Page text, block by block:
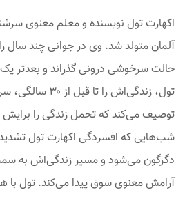
آلمان متولد شد. وی در جوانی چند سال
حالت سرخوشی درونی گذراند و بعدتر
تول، زندگی‌اش را
توصیف می‌کند که تحمل زندگی را
شب‌هایی که افسردگی‌ اکهارت تول
دگرگون می‌شود و مسیر زندگی‌اش به
آرامش معنوی سوق پیدا می‌کند. تول